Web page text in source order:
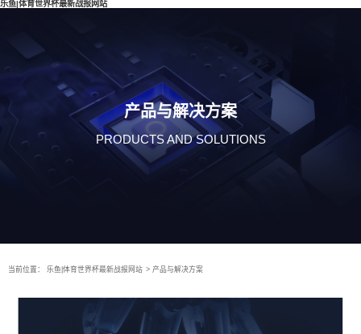
乐鱼|体育世界杯最新战报网站
产品与解决方案
PRODUCTS AND SOLUTIONS
当前位置： 乐鱼|体育世界杯最新战报网站 > 产品与解决方案